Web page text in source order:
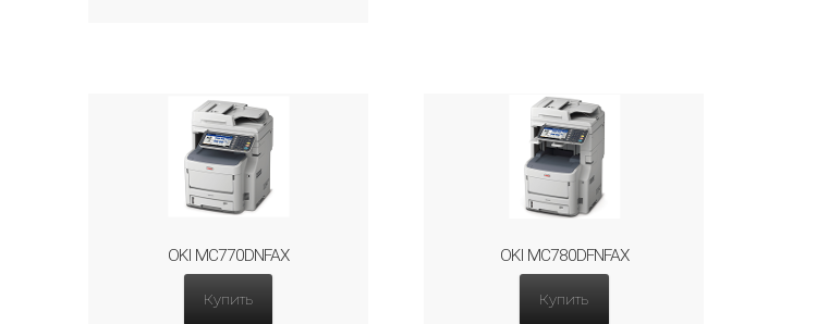
OKI MC770DNFAX
Купить
OKI MC780DFNFAX
Купить